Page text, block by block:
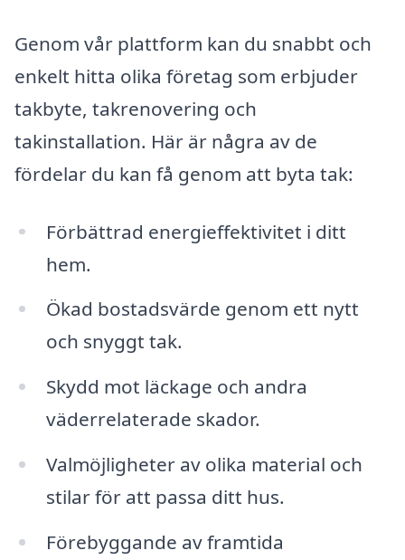
Genom vår plattform kan du snabbt och
enkelt hitta olika företag som erbjuder
takbyte, takrenovering och
takinstallation. Här är några av de
fördelar du kan få genom att byta tak:
Förbättrad energieffektivitet i ditt
hem.
Ökad bostadsvärde genom ett nytt
och snyggt tak.
Skydd mot läckage och andra
väderrelaterade skador.
Valmöjligheter av olika material och
stilar för att passa ditt hus.
Förebyggande av framtida